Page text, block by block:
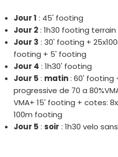
Jour 1 : 45' footing
Jour 2: 1h30 footing
Jour 3 : 30' footing +
footing + 5' footing
Jour 4 : 1h30' footing
Jour 5 : matin: 60' footing
progressive de 70 a
VMA+ 15' footing + cotes:
100m footing
Jour 5 : soir : 1h30 velo